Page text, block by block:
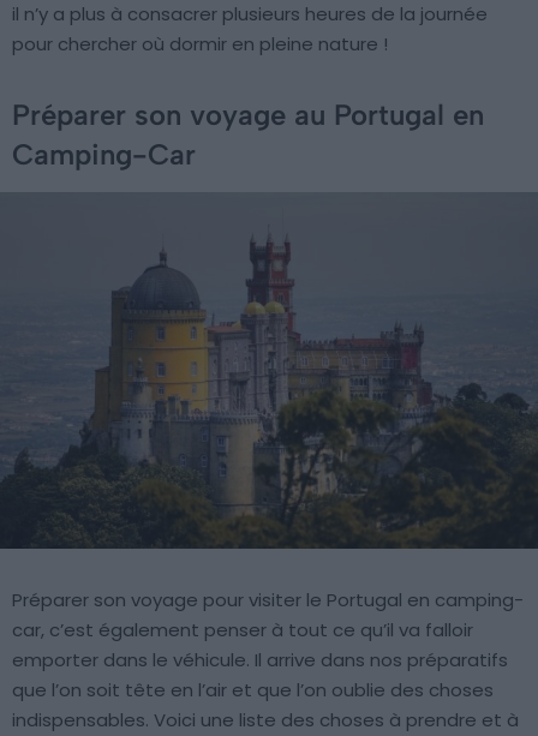
il n’y a plus à consacrer plusieurs heures de la journée
pour chercher où dormir en pleine nature !
Préparer son voyage au Portugal en
Camping-Car
Préparer son voyage pour visiter le Portugal en camping-
car, c’est également penser à tout ce qu’il va falloir
emporter dans le véhicule. Il arrive dans nos préparatifs
que l’on soit tête en l’air et que l’on oublie des choses
indispensables. Voici une liste des choses à prendre et à